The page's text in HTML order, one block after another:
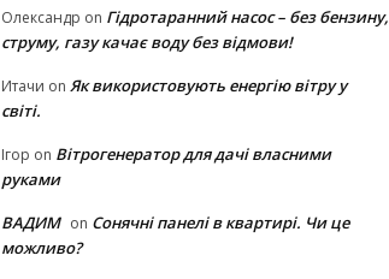
Олександр on Гідротаранний насос – без бензину,
струму, газу качає воду без відмови!
Итачи on Як використовують енергію вітру у
світі.
Ігор on Вітрогенератор для дачі власними
руками
ВАДИМ on Сонячні панелі в квартирі. Чи це
можливо?